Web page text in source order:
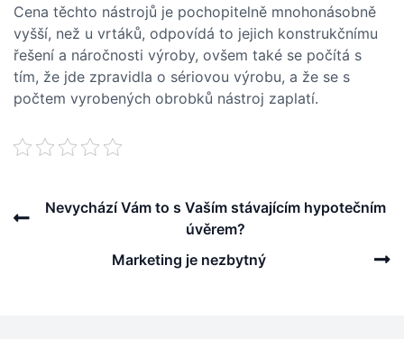
Cena těchto nástrojů je pochopitelně mnohonásobně
vyšší, než u vrtáků, odpovídá to jejich konstrukčnímu
řešení a náročnosti výroby, ovšem také se počítá s
tím, že jde zpravidla o sériovou výrobu, a že se s
počtem vyrobených obrobků nástroj zaplatí.
Post
Previous
Post
Nevychází Vám to s Vaším stávajícím hypotečním
úvěrem?
Marketing je nezbytný